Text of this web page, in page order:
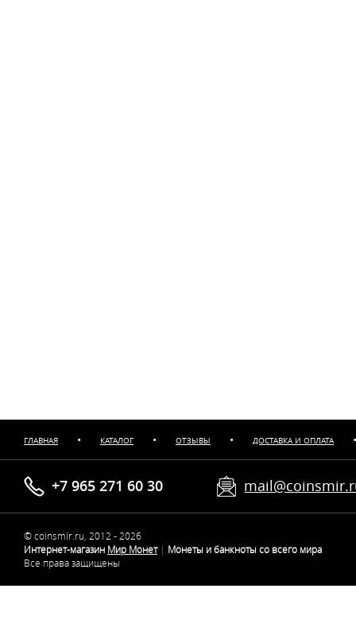
ГЛАВНАЯ • КАТАЛОГ • ОТЗЫВЫ • ДОСТАВКА И ОПЛАТА •
+7 965 271 60 30
© coinsmir.ru, 2012 - 2026
Интернет-магазин Мир Монет | Монеты и банкноты со всего мира
Все права защищены